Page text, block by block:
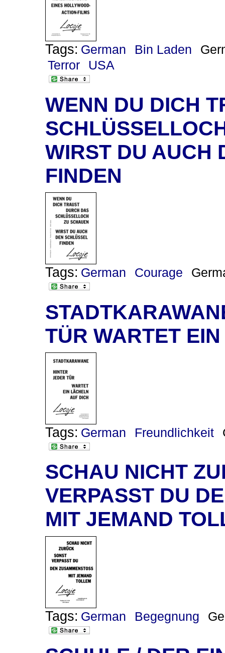
Tags: German Bin Laden
Terror
USA
WENN DU DICH
WIRST DU AUCH
FINDEN
Tags: German Courage
TÜR WARTET
Tags: German Freundlichkeit
SCHAU NICHT
VERPASST DU
MIT JEMAND
Tags: German Begegnung